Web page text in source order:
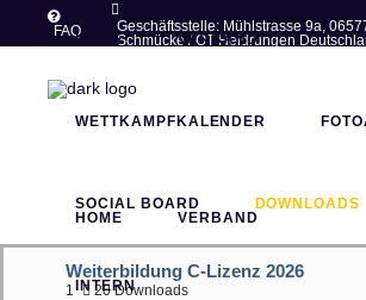
FAQ
Geschäftsstelle: Mühlstrasse 9a,
Schmücke / OT Heldrungen
HOME VERBAND
HOME VERBAND
WETTKAMPFKALENDER
SOCIAL BOARD DOWNLOADS
INTERN
Weiterbildung C-Lizenz 2026
1 20 Downloads